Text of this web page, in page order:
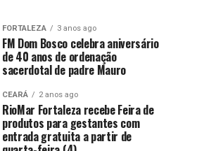
FORTALEZA 3 anos ago
FM Dom Bosco celebra aniversário
de 40 anos de ordenação
sacerdotal de padre Mauro
CEARÁ 2 anos ago
RioMar Fortaleza recebe Feira de
produtos para gestantes com
entrada gratuita a partir de